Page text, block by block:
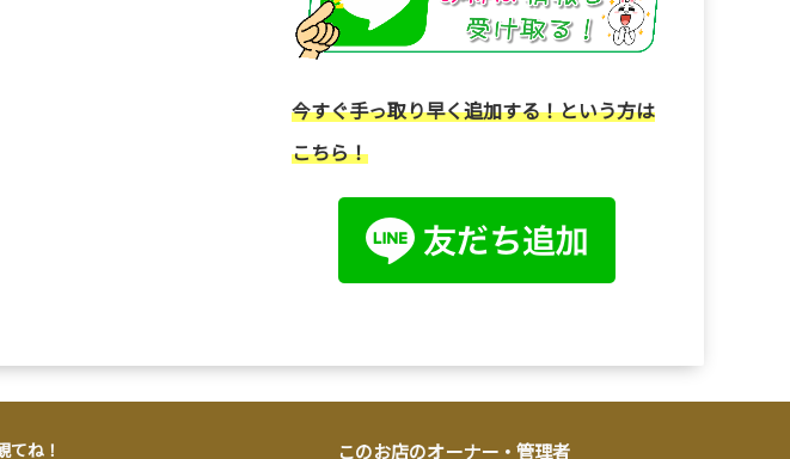
今すぐ手っ取り早く追加する！という方は
こちら！
てね！ このお店のオーナー・管理者